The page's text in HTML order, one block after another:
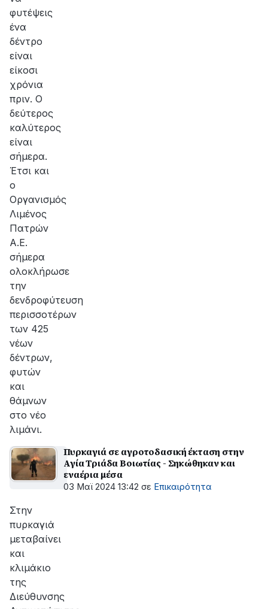
φυτέψεις
ένα
δέντρο
είναι
είκοσι
χρόνια
πριν. Ο
δεύτερος
καλύτερος
είναι
σήμερα.
Έτσι και
ο
Οργανισμός
Λιμένος
Πατρών
Α.Ε.
σήμερα
ολοκλήρωσε
την
δενδροφύτευση
περισσοτέρων
των 425
νέων
δέντρων,
φυτών
και
θάμνων
στο νέο
λιμάνι.
Πυρκαγιά σε αγροτοδασική έκταση στην
Αγία Τριάδα Βοιωτίας - Σηκώθηκαν και
εναέρια μέσα
03 Μαϊ 2024 13:42 σε Επικαιρότητα
Στην
πυρκαγιά
μεταβαίνει
και
κλιμάκιο
της
Διεύθυνσης